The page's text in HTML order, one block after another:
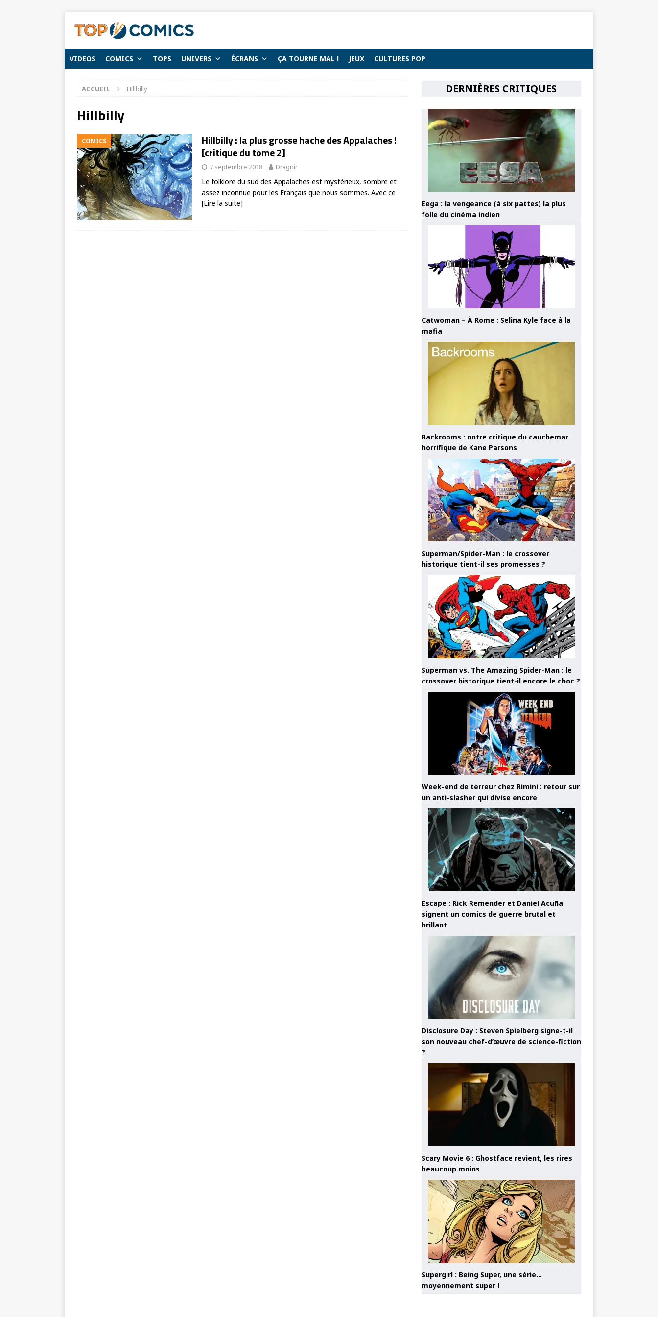
VIDEOS COMICS TOPS UNIVERS ÉCRANS ÇA TOURNE MAL ! JEUX CULTURES POP
ACCUEIL Hillbilly
Hillbilly
COMICS
Hillbilly : la plus grosse hache des Appalaches !
[critique du tome 2]
7 septembre 2018 Dragnir
Le folklore du sud des Appalaches est mystérieux, sombre et
assez inconnue pour les Français que nous sommes. Avec ce
[Lire la suite]
DERNIÈRES CRITIQUES
Eega : la vengeance (à six pattes) la plus
folle du cinéma indien
Catwoman – À Rome : Selina Kyle face à la
mafia
Backrooms : notre critique du cauchemar
horrifique de Kane Parsons
Superman/Spider-Man : le crossover
historique tient-il ses promesses ?
Superman vs. The Amazing Spider-Man : le
crossover historique tient-il encore le choc ?
Week-end de terreur chez Rimini : retour sur
un anti-slasher qui divise encore
Escape : Rick Remender et Daniel Acuña
signent un comics de guerre brutal et
brillant
Disclosure Day : Steven Spielberg signe-t-il
son nouveau chef-d’œuvre de science-fiction
?
Scary Movie 6 : Ghostface revient, les rires
beaucoup moins
Supergirl : Being Super, une série…
moyennement super !